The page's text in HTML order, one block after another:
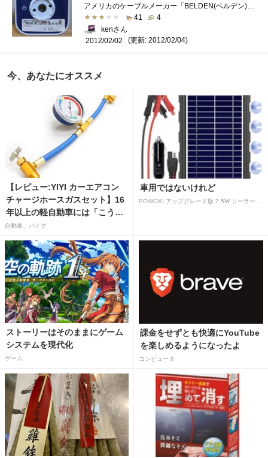
41
4
kenさん
2012/02/02
(更新: 2012/02/04)
今、あなたにオススメ
【レビュー:YIYI カーエアコン
チャージホースガスセット】16
年以上の軽自動車には「こうか
はばつぐんだ」が…
自動車、バイク
車用ではないけれど
ストーリーはそのままにゲーム
システムを現代化
ゲーム
課金をせずとも快適にYouTube
を楽しめるようになったよ
コンピュータ